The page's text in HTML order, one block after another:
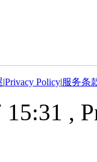
|Privacy Policy|服务条
,